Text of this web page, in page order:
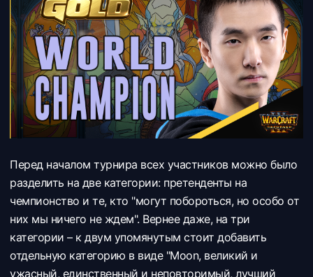
Перед началом турнира всех участников можно было
разделить на две категории: претенденты на
чемпионство и те, кто "могут побороться, но особо от
них мы ничего не ждем". Вернее даже, на три
категории – к двум упомянутым стоит добавить
отдельную категорию в виде "Moon, великий и
ужасный, единственный и неповторимый, лучший